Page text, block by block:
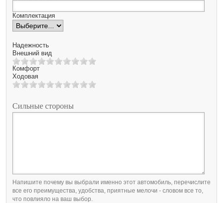
Комплектация
Надежность
Внешний вид
Комфорт
Ходовая
Сильные стороны
Напишите почему вы выбрали именно этот автомобиль, перечислите
все его преимущества, удобства, приятные мелочи - словом все то,
что повлияло на ваш выбор.